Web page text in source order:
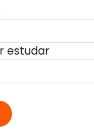
estudar